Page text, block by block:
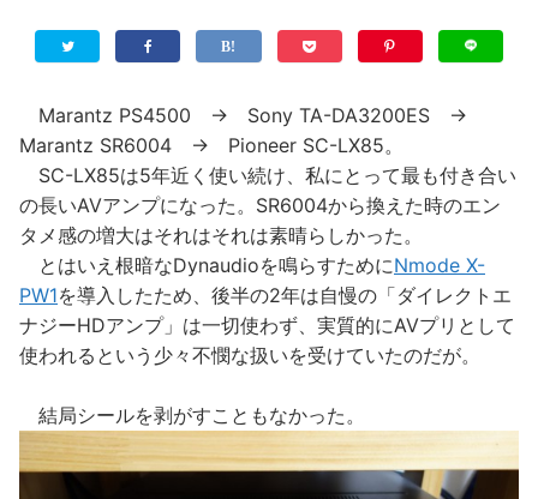
Marantz PS4500 → Sony TA-DA3200ES →
Marantz SR6004 → Pioneer SC-LX85。
SC-LX85は5年近く使い続け、私にとって最も付き合い
の長いAVアンプになった。SR6004から換えた時のエン
タメ感の増大はそれはそれは素晴らしかった。
とはいえ根暗なDynaudioを鳴らすためにNmode X-
PW1を導入したため、後半の2年は自慢の「ダイレクトエ
ナジーHDアンプ」は一切使わず、実質的にAVプリとして
使われるという少々不憫な扱いを受けていたのだが。
結局シールを剥がすこともなかった。